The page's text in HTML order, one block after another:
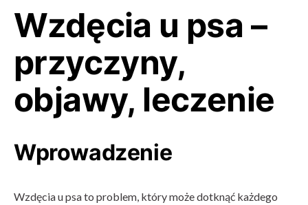
Wzdęcia u psa –
przyczyny,
objawy, leczenie
Wprowadzenie
Wzdęcia u psa to problem, który może dotknąć każdego